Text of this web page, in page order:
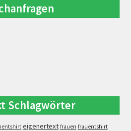
Schlagwörter
eigenertext frauen frauentshirt